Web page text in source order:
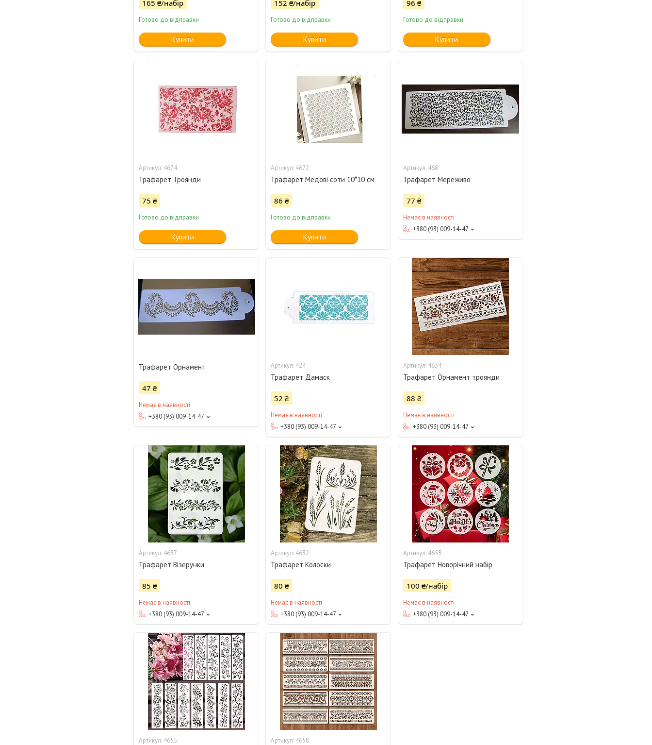
165 ₴/набір
Готово до відправки
Купити
152 ₴/набір
Готово до відправки
Купити
96 ₴
Готово до відправки
Купити
4674
Трафарет Троянди
75 ₴
Готово до відправки
Купити
4672
Трафарет Медові соти 10*10 см
86 ₴
Готово до відправки
Купити
468
Трафарет Мереживо
77 ₴
Немає в наявності
+380 (93) 009-14-47
Трафарет Орнамент
47 ₴
Немає в наявності
+380 (93) 009-14-47
424
Трафарет Дамаск
52 ₴
Немає в наявності
+380 (93) 009-14-47
4634
Трафарет Орнамент троянди
88 ₴
Немає в наявності
+380 (93) 009-14-47
4637
Трафарет Візерунки
85 ₴
Немає в наявності
+380 (93) 009-14-47
4632
Трафарет Колоски
80 ₴
Немає в наявності
+380 (93) 009-14-47
4653
Трафарет Новорічний набір
100 ₴/набір
Немає в наявності
+380 (93) 009-14-47
4655 4658